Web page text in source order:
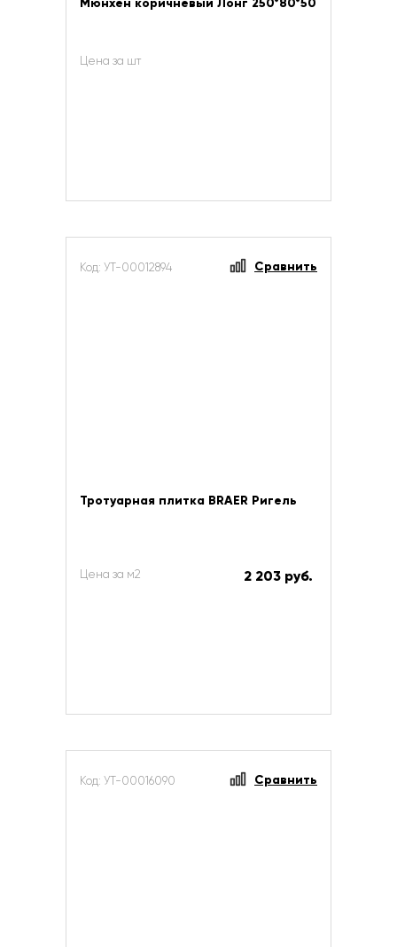
Мюнхен коричневый Лонг 250*80*50
Цена за шт
Код: УТ-00012894 Сравнить
Тротуарная плитка BRAER Ригель
Цена за м2 2 203 руб.
Код: УТ-00016090 Сравнить